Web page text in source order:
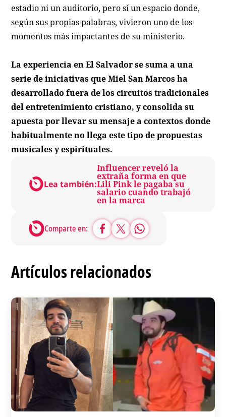
estadio ni un auditorio, pero sí un espacio donde,
según sus propias palabras, vivieron uno de los
momentos más impactantes de su ministerio.
La experiencia en El Salvador se suma a una
serie de iniciativas que Miel San Marcos ha
desarrollado fuera de los circuitos tradicionales
del entretenimiento cristiano, y consolida su
apuesta por llevar su mensaje a contextos donde
habitualmente no llega este tipo de propuestas
musicales y espirituales.
Lea también:
Influencer reveló la
extraña forma en que
Lili Pink le pagaba su
salario cuando trabajó
en la marca
Comparte en:
Artículos relacionados